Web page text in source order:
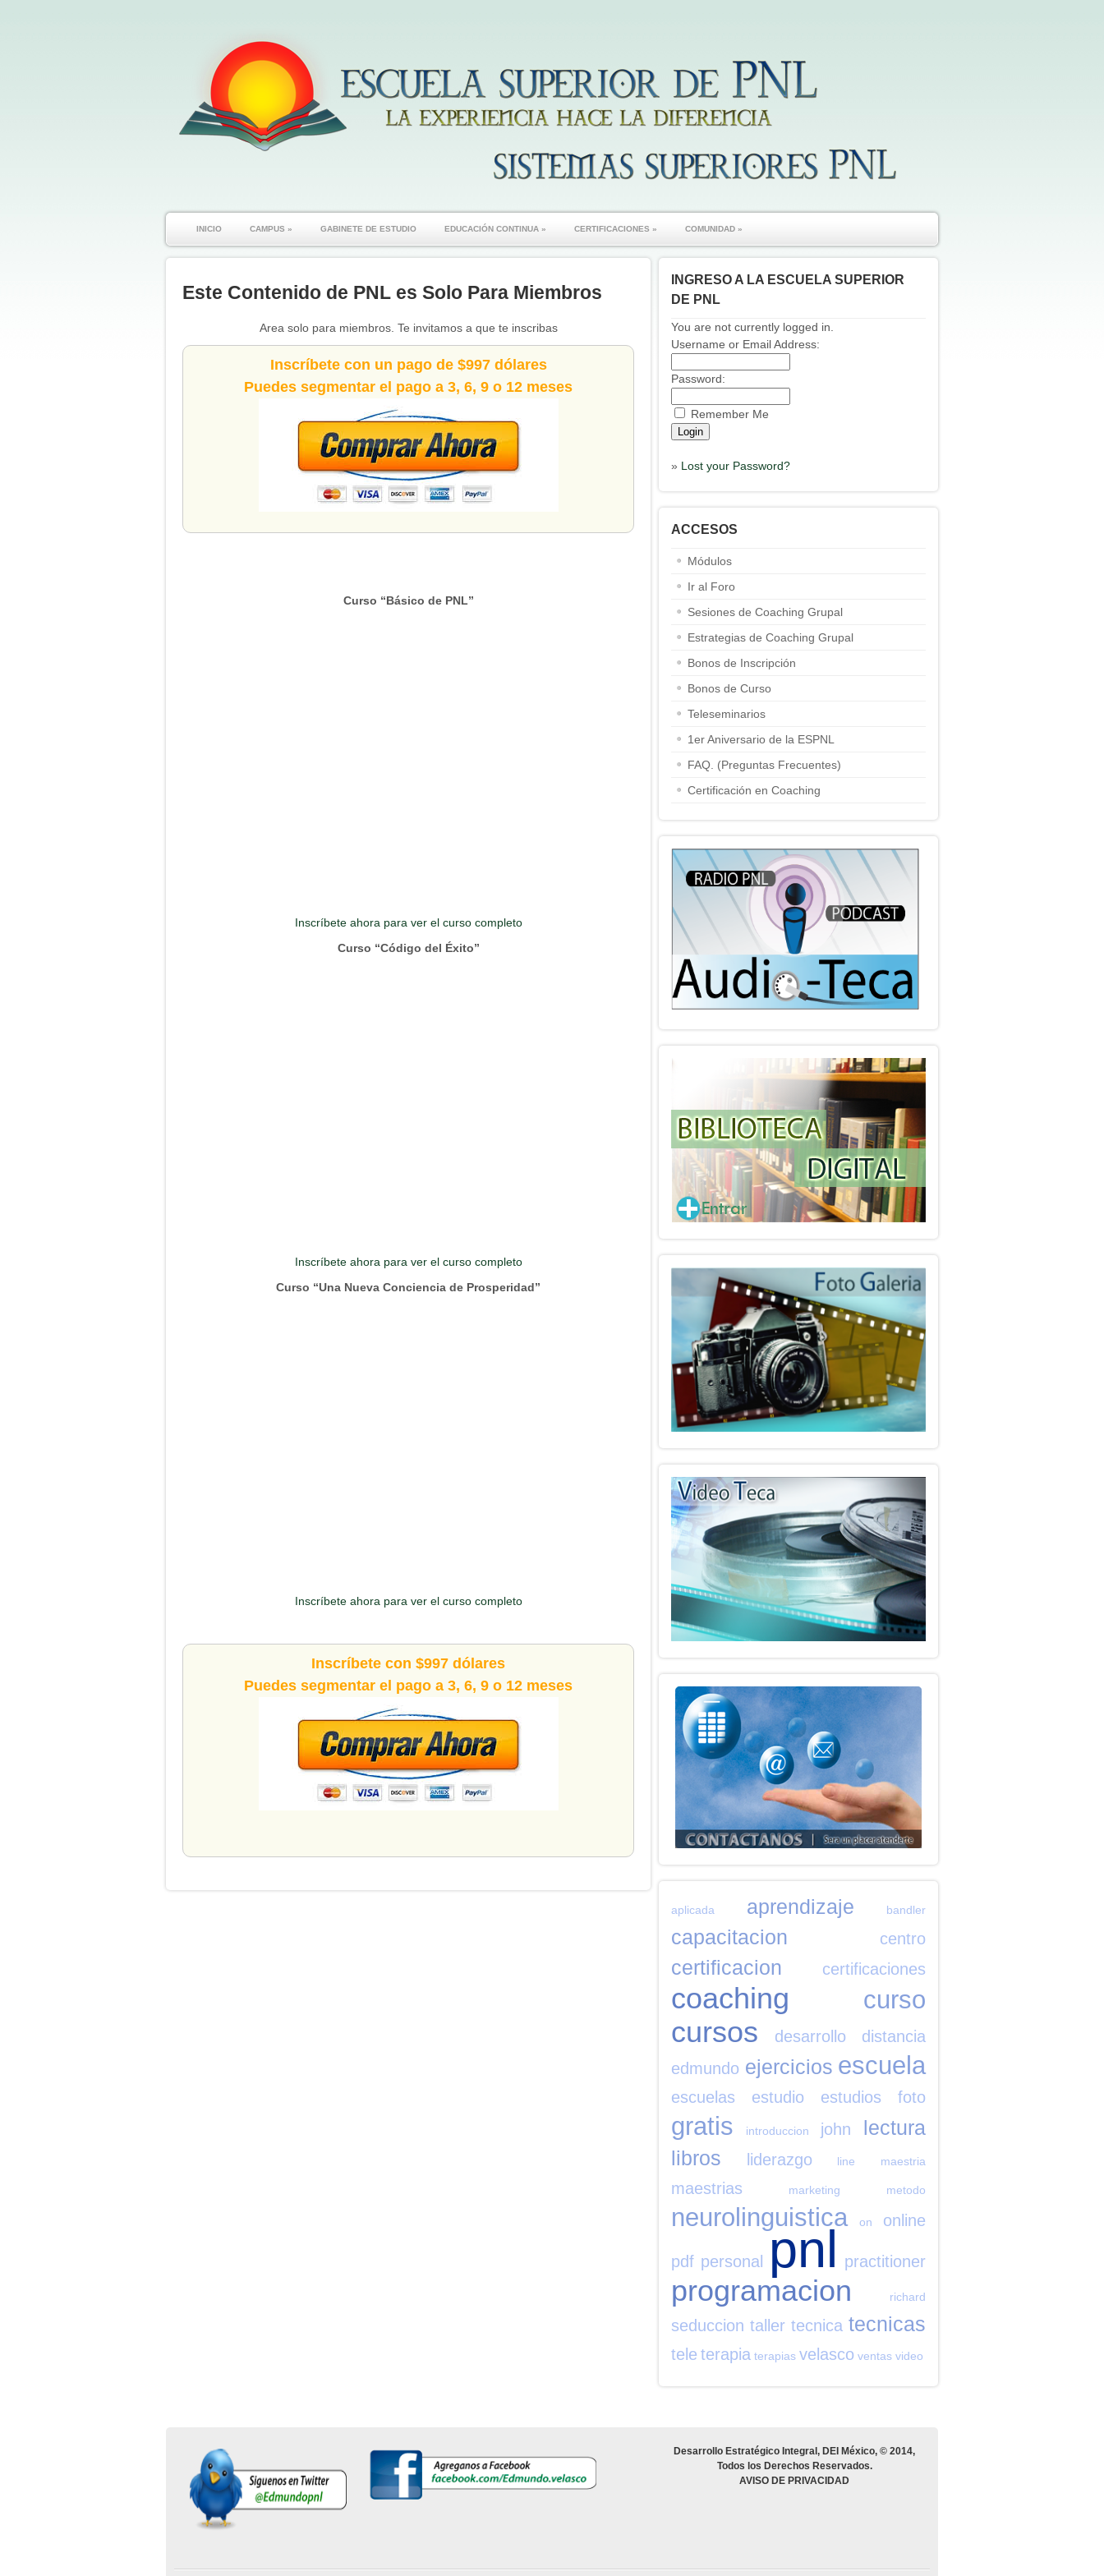
INICIO CAMPUS » GABINETE DE ESTUDIO EDUCACIÓN CONTINUA » CERTIFICACIONES » COMUNIDAD »
Este Contenido de PNL es Solo Para Miembros
Area solo para miembros. Te invitamos a que te inscribas
Inscríbete con un pago de $997 dólares
Puedes segmentar el pago a 3, 6, 9 o 12 meses
Curso “Básico de PNL”
Inscríbete ahora para ver el curso completo
Curso “Código del Éxito”
Inscríbete ahora para ver el curso completo
Curso “Una Nueva Conciencia de Prosperidad”
Inscríbete ahora para ver el curso completo
Inscríbete con $997 dólares
Puedes segmentar el pago a 3, 6, 9 o 12 meses
INGRESO A LA ESCUELA SUPERIOR
DE PNL
You are not currently logged in.
Username or Email Address:
Password:
Remember Me
» Lost your Password?
ACCESOS
Módulos
Ir al Foro
Sesiones de Coaching Grupal
Estrategias de Coaching Grupal
Bonos de Inscripción
Bonos de Curso
Teleseminarios
1er Aniversario de la ESPNL
FAQ. (Preguntas Frecuentes)
Certificación en Coaching
aplicada aprendizaje bandler
capacitacion centro
certificacion certificaciones
coaching curso
cursos desarrollo
distancia
edmundo ejercicios escuela
escuelas estudio estudios foto
gratis introduccion john
lectura
libros
liderazgo line maestria
maestrias marketing metodo
neurolinguistica on online
pdf personal pnl practitioner
programacion richard
seduccion taller tecnica tecnicas
tele terapia terapias velasco ventas video
Desarrollo Estratégico Integral, DEI México, © 2014,
Todos los Derechos Reservados.
AVISO DE PRIVACIDAD